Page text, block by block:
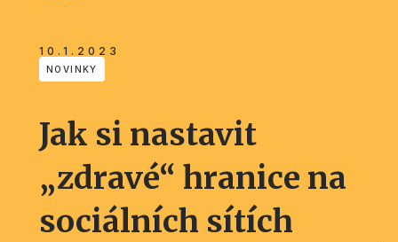
10.1.2023
NOVINKY
Jak si nastavit
„zdravé“ hranice na
sociálních sítích